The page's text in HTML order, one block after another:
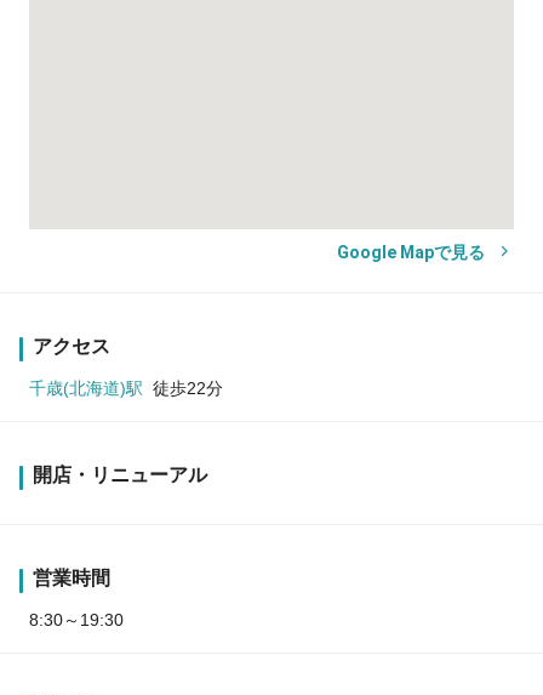
Google Mapで見る
アクセス
千歳(北海道)駅 徒歩22分
開店・リニューアル
営業時間
8:30～19:30